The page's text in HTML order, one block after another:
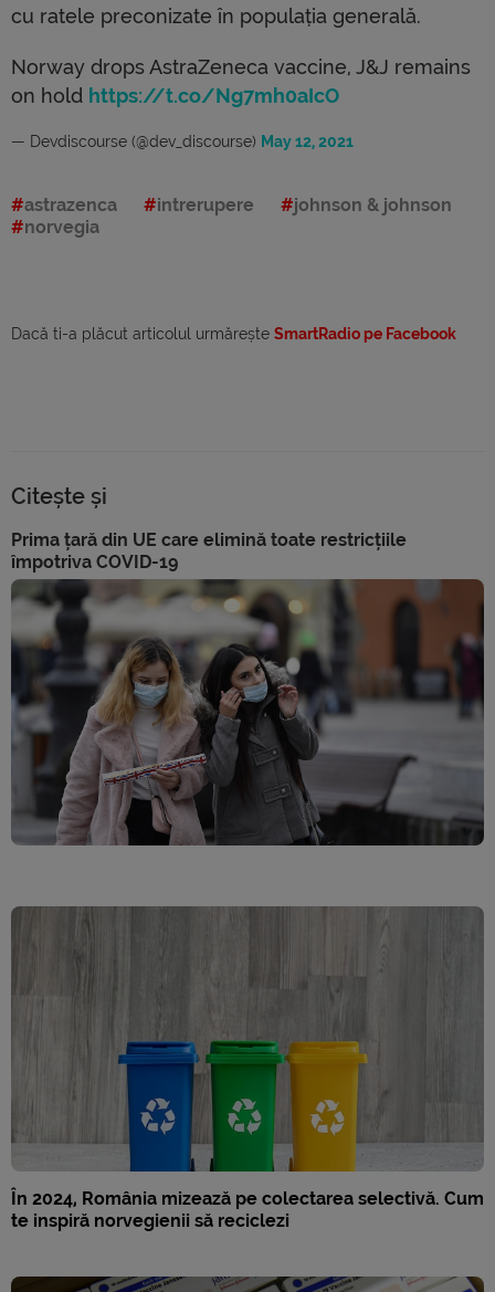
cu ratele preconizate în populația generală.
Norway drops AstraZeneca vaccine, J&J remains
on hold https://t.co/Ng7mh0aIcO
— Devdiscourse (@dev_discourse) May 12, 2021
astrazenca intrerupere
johnson & johnson
norvegia
Dacă ti-a plăcut articolul urmărește SmartRadio pe Facebook
Citește și
Prima țară din UE care elimină toate restricțiile
împotriva COVID-19
În 2024, România mizează pe colectarea selectivă. Cum
te inspiră norvegienii să reciclezi